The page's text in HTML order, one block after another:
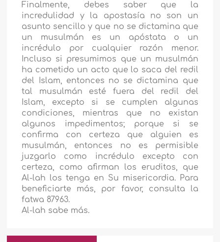
Finalmente, debes saber que la
incredulidad y la apostasía no son un
asunto sencillo y que no se dictamina que
un musulmán es un apóstata o un
incrédulo por cualquier razón menor.
Incluso si presumimos que un musulmán
ha cometido un acto que lo saca del redil
del Islam, entonces no se dictamina que
tal musulmán esté fuera del redil del
Islam, excepto si se cumplen algunas
condiciones, mientras que no existan
algunos impedimentos; porque si se
confirma con certeza que alguien es
musulmán, entonces no es permisible
juzgarlo como incrédulo excepto con
certeza, como afirman los eruditos, que
Al-lah los tenga en Su misericordia. Para
beneficiarte más, por favor, consulta la
fatwa 87963.
Al-lah sabe más.